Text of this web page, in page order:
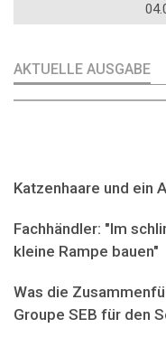
AKTUELLE AUSGABE
Katzenhaare und ein
Fachhändler: "Im
kleine Rampe bauen"
Was die
Groupe SEB für den